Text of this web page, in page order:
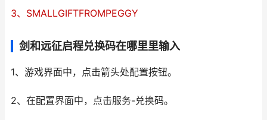
3、SMALLGIFTFROMPEGGY
剑和远征启程兑换码在哪里里输入
1、游戏界面中，点击箭头处配置按钮。
2、在配置界面中，点击服务-兑换码。